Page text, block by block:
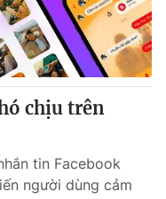
chịu trên
tin Facebook
người dùng cảm